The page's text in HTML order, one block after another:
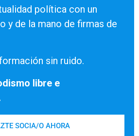
política con un
y de la mano de firmas de
sin ruido.
libre e
SOCIA/O AHORA